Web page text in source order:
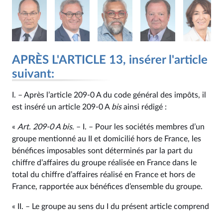
APRÈS L'ARTICLE 13, insérer l'article
suivant:
I. – Après l’article 209‑0 A du code général des impôts, il
est inséré un article 209‑0 A bisainsi rédigé :
« Art. 209‑0 A bis. – I. – Pour les sociétés membres d’un
groupe mentionné au II et domicilié hors de France, les
bénéfices imposables sont déterminés par la part du
chiffre d’affaires du groupe réalisée en France dans le
total du chiffre d’affaires réalisé en France et hors de
France, rapportée aux bénéfices d’ensemble du groupe.
« II. – Le groupe au sens du I du présent article comprend